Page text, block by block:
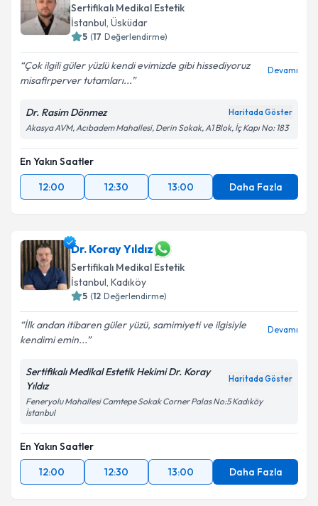
Sertifikalı Medikal Estetik
İstanbul, Üsküdar
5 (17 Değerlendirme)
Çok ilgili güler yüzlü kendi evimizde gibi hissediyoruz
misafirperver tutamları...
Devamı
Dr. Rasim Dönmez Haritada Göster
Akasya AVM, Acıbadem Mahallesi, Derin Sokak, A1 Blok, İç Kapı No: 183
En Yakın Saatler
12:00
12:30 13:00 Daha Fazla
Dr. Koray Yıldız
Sertifikalı Medikal Estetik
İstanbul, Kadıköy
5 (12 Değerlendirme)
İlk andan itibaren güler yüzü, samimiyeti ve ilgisiyle
kendimi emin...
Devamı
Sertifikalı Medikal Estetik Hekimi Dr. Koray
Yıldız
Haritada Göster
Feneryolu Mahallesi Camtepe Sokak Corner Palas No:5 Kadıköy
İstanbul
En Yakın Saatler
12:00
12:30 13:00 Daha Fazla